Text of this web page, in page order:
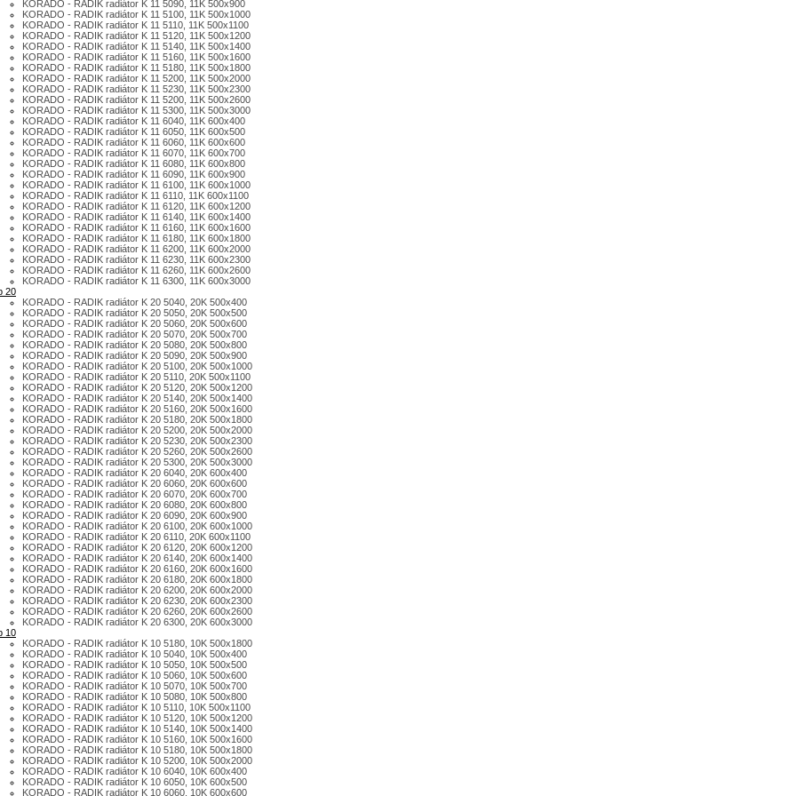
KORADO - RADIK radiátor K 11 5090, 11K 500x900
KORADO - RADIK radiátor K 11 5100, 11K 500x1000
KORADO - RADIK radiátor K 11 5110, 11K 500x1100
KORADO - RADIK radiátor K 11 5120, 11K 500x1200
KORADO - RADIK radiátor K 11 5140, 11K 500x1400
KORADO - RADIK radiátor K 11 5160, 11K 500x1600
KORADO - RADIK radiátor K 11 5180, 11K 500x1800
KORADO - RADIK radiátor K 11 5200, 11K 500x2000
KORADO - RADIK radiátor K 11 5230, 11K 500x2300
KORADO - RADIK radiátor K 11 5200, 11K 500x2600
KORADO - RADIK radiátor K 11 5300, 11K 500x3000
KORADO - RADIK radiátor K 11 6040, 11K 600x400
KORADO - RADIK radiátor K 11 6050, 11K 600x500
KORADO - RADIK radiátor K 11 6060, 11K 600x600
KORADO - RADIK radiátor K 11 6070, 11K 600x700
KORADO - RADIK radiátor K 11 6080, 11K 600x800
KORADO - RADIK radiátor K 11 6090, 11K 600x900
KORADO - RADIK radiátor K 11 6100, 11K 600x1000
KORADO - RADIK radiátor K 11 6110, 11K 600x1100
KORADO - RADIK radiátor K 11 6120, 11K 600x1200
KORADO - RADIK radiátor K 11 6140, 11K 600x1400
KORADO - RADIK radiátor K 11 6160, 11K 600x1600
KORADO - RADIK radiátor K 11 6180, 11K 600x1800
KORADO - RADIK radiátor K 11 6200, 11K 600x2000
KORADO - RADIK radiátor K 11 6230, 11K 600x2300
KORADO - RADIK radiátor K 11 6260, 11K 600x2600
KORADO - RADIK radiátor K 11 6300, 11K 600x3000
20
KORADO - RADIK radiátor K 20 5040, 20K 500x400
KORADO - RADIK radiátor K 20 5050, 20K 500x500
KORADO - RADIK radiátor K 20 5060, 20K 500x600
KORADO - RADIK radiátor K 20 5070, 20K 500x700
KORADO - RADIK radiátor K 20 5080, 20K 500x800
KORADO - RADIK radiátor K 20 5090, 20K 500x900
KORADO - RADIK radiátor K 20 5100, 20K 500x1000
KORADO - RADIK radiátor K 20 5110, 20K 500x1100
KORADO - RADIK radiátor K 20 5120, 20K 500x1200
KORADO - RADIK radiátor K 20 5140, 20K 500x1400
KORADO - RADIK radiátor K 20 5160, 20K 500x1600
KORADO - RADIK radiátor K 20 5180, 20K 500x1800
KORADO - RADIK radiátor K 20 5200, 20K 500x2000
KORADO - RADIK radiátor K 20 5230, 20K 500x2300
KORADO - RADIK radiátor K 20 5260, 20K 500x2600
KORADO - RADIK radiátor K 20 5300, 20K 500x3000
KORADO - RADIK radiátor K 20 6040, 20K 600x400
KORADO - RADIK radiátor K 20 6060, 20K 600x600
KORADO - RADIK radiátor K 20 6070, 20K 600x700
KORADO - RADIK radiátor K 20 6080, 20K 600x800
KORADO - RADIK radiátor K 20 6090, 20K 600x900
KORADO - RADIK radiátor K 20 6100, 20K 600x1000
KORADO - RADIK radiátor K 20 6110, 20K 600x1100
KORADO - RADIK radiátor K 20 6120, 20K 600x1200
KORADO - RADIK radiátor K 20 6140, 20K 600x1400
KORADO - RADIK radiátor K 20 6160, 20K 600x1600
KORADO - RADIK radiátor K 20 6180, 20K 600x1800
KORADO - RADIK radiátor K 20 6200, 20K 600x2000
KORADO - RADIK radiátor K 20 6230, 20K 600x2300
KORADO - RADIK radiátor K 20 6260, 20K 600x2600
KORADO - RADIK radiátor K 20 6300, 20K 600x3000
10
KORADO - RADIK radiátor K 10 5180, 10K 500x1800
KORADO - RADIK radiátor K 10 5040, 10K 500x400
KORADO - RADIK radiátor K 10 5050, 10K 500x500
KORADO - RADIK radiátor K 10 5060, 10K 500x600
KORADO - RADIK radiátor K 10 5070, 10K 500x700
KORADO - RADIK radiátor K 10 5080, 10K 500x800
KORADO - RADIK radiátor K 10 5110, 10K 500x1100
KORADO - RADIK radiátor K 10 5120, 10K 500x1200
KORADO - RADIK radiátor K 10 5140, 10K 500x1400
KORADO - RADIK radiátor K 10 5160, 10K 500x1600
KORADO - RADIK radiátor K 10 5180, 10K 500x1800
KORADO - RADIK radiátor K 10 5200, 10K 500x2000
KORADO - RADIK radiátor K 10 6040, 10K 600x400
KORADO - RADIK radiátor K 10 6050, 10K 600x500
KORADO - RADIK radiátor K 10 6060, 10K 600x600